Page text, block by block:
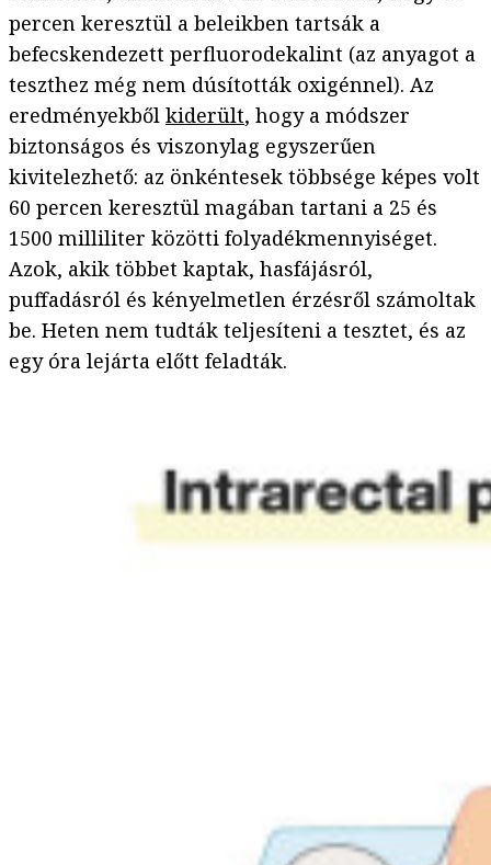
percen keresztül a beleikben tartsák a
befecskendezett perfluorodekalint (az anyagot a
teszthez még nem dúsították oxigénnel). Az
eredményekből kiderült, hogy a módszer
biztonságos és viszonylag egyszerűen
kivitelezhető: az önkéntesek többsége képes volt
60 percen keresztül magában tartani a 25 és
1500 milliliter közötti folyadékmennyiséget.
Azok, akik többet kaptak, hasfájásról,
puffadásról és kényelmetlen érzésről számoltak
be. Heten nem tudták teljesíteni a tesztet, és az
egy óra lejárta előtt feladták.